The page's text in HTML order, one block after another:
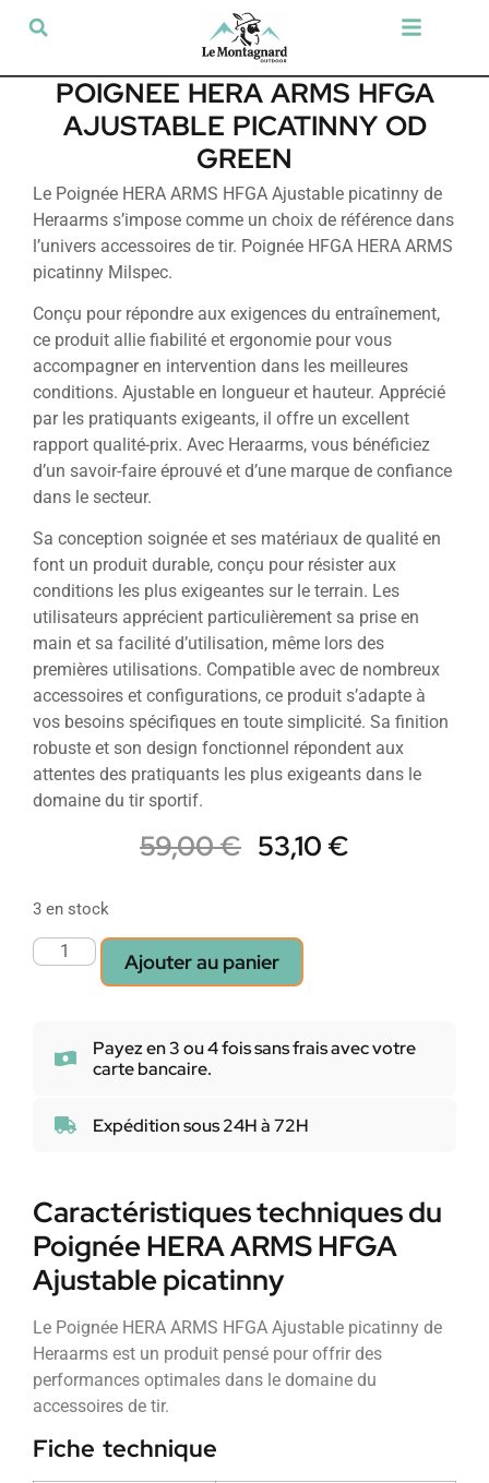
POIGNEE HERA ARMS HFGA
AJUSTABLE PICATINNY OD
GREEN
Le Poignée HERA ARMS HFGA Ajustable picatinny de
Heraarms s’impose comme un choix de référence dans
l’univers accessoires de tir. Poignée HFGA HERA ARMS
picatinny Milspec.
Conçu pour répondre aux exigences du entraînement,
ce produit allie fiabilité et ergonomie pour vous
accompagner en intervention dans les meilleures
conditions. Ajustable en longueur et hauteur. Apprécié
par les pratiquants exigeants, il offre un excellent
rapport qualité-prix. Avec Heraarms, vous bénéficiez
d’un savoir-faire éprouvé et d’une marque de confiance
dans le secteur.
Sa conception soignée et ses matériaux de qualité en
font un produit durable, conçu pour résister aux
conditions les plus exigeantes sur le terrain. Les
utilisateurs apprécient particulièrement sa prise en
main et sa facilité d’utilisation, même lors des
premières utilisations. Compatible avec de nombreux
accessoires et configurations, ce produit s’adapte à
vos besoins spécifiques en toute simplicité. Sa finition
robuste et son design fonctionnel répondent aux
attentes des pratiquants les plus exigeants dans le
domaine du tir sportif.
59,00€ 53,10€
3 en stock
Ajouter au panier
Payez en 3 ou 4 fois sans frais avec votre
carte bancaire.
Expédition sous 24H à 72H
Caractéristiques techniques du
Poignée HERA ARMS HFGA
Ajustable picatinny
Le Poignée HERA ARMS HFGA Ajustable picatinny de
Heraarms est un produit pensé pour offrir des
performances optimales dans le domaine du
accessoires de tir.
Fiche technique